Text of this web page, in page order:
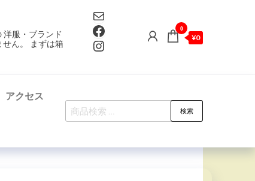
服・ブランド
ん。 まずは箱
Mail
Facebook
Instagram
0
¥0
アクセス
検
索
検索